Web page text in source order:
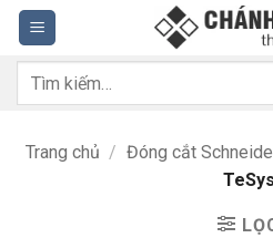
Bỏ
qua
nội
dung
Tìm
Trang chủ / Đóng cắt
TeSys